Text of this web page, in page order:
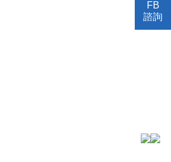
FB
諮詢